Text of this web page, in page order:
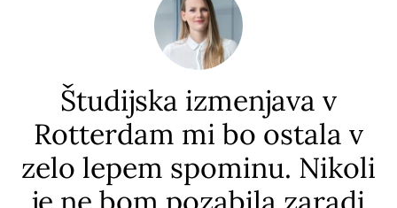
Študijska izmenjava v
Rotterdam mi bo ostala v
zelo lepem spominu. Nikoli